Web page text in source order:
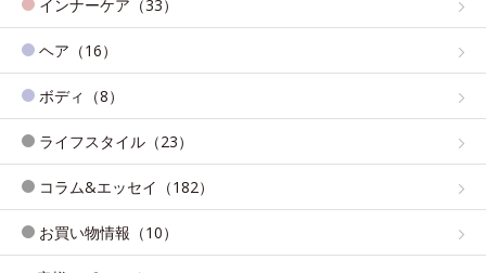
インナーケア（33）
ヘア（16）
ボディ（8）
ライフスタイル（23）
コラム&エッセイ（182）
お買い物情報（10）